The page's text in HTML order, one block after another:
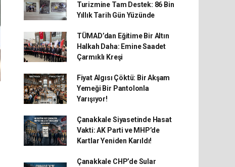
Turizmine Tam Destek: 86 Bin
Yıllık Tarih Gün Yüzünde
TÜMAD’dan Eğitime Bir Altın
Halkah Daha: Emine Saadet
Çarmıklı Kreşi
Fiyat Algısı Çöktü: Bir Akşam
Yemeği Bir Pantolonla
Yarışıyor!
Çanakkale Siyasetinde Hasat
Vakti: AK Parti ve MHP’de
Kartlar Yeniden Karıldı!
Çanakkale CHP’de Sular